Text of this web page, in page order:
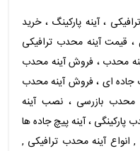
، آینه پارکینگ ، خرید
، قیمت آینه محدب ترافیکی
محدب ، فروش آینه محدب
جاده ای ، فروش آینه محدب
محدب بازرسی ، نصب آینه
پارکینگی ، آینه پیچ جاده ها
انواع آینه محدب ترافیکی ,